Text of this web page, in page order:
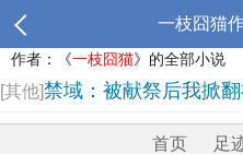
一枝囧猫
作者：《一枝囧猫》的全部小说
[其他]禁域：被献祭后我掀
首页 足